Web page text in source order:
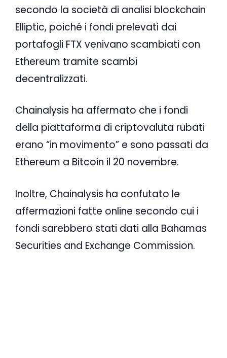
secondo la società di analisi blockchain
Elliptic, poiché i fondi prelevati dai
portafogli FTX venivano scambiati con
Ethereum tramite scambi
decentralizzati.
Chainalysis ha affermato che i fondi
della piattaforma di criptovaluta rubati
erano “in movimento” e sono passati da
Ethereum a Bitcoin il 20 novembre.
Inoltre, Chainalysis ha confutato le
affermazioni fatte online secondo cui i
fondi sarebbero stati dati alla Bahamas
Securities and Exchange Commission.